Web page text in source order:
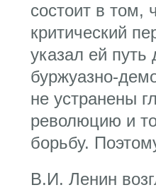
состоит в том,
критический
указал ей
буржуазно-
не устранены
революцию и
борьбу.
В.И. Ленин